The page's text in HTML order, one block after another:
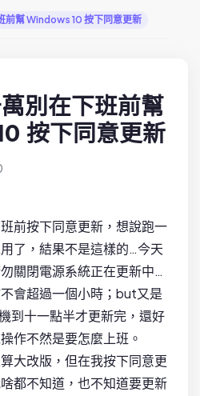
前幫 Windows 10 按下同意更新
別在下班前幫
按下同意更新
前按下同意更新，想說跑一
了，結果不是這樣的…今天
關閉電源系統正在更新中…
會超過一個小時；but又是
到十一點半才更新完，還好
作不然是要怎麼上班。
大改版，但在我按下同意更
都不知道，也不知道要更新